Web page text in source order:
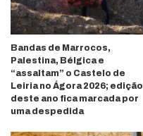
Bandas de Marrocos,
Palestina, Bélgica e
“assaltam” o Castelo de
Leiria no Ágora 2026; edição
deste ano fica marcada por
uma despedida